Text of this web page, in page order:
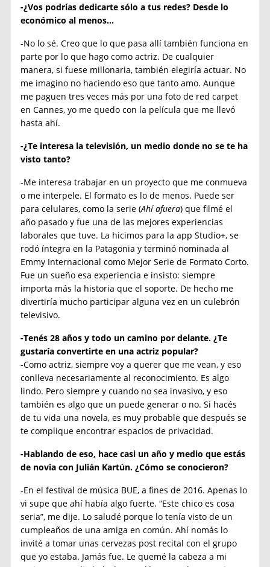
-¿Vos podrías dedicarte sólo a tus redes? Desde lo
económico al menos…
-No lo sé. Creo que lo que pasa allí también funciona en
parte por lo que hago como actriz. De cualquier
manera, si fuese millonaria, también elegiría actuar. No
me imagino no haciendo eso que tanto amo. Aunque
me paguen tres veces más por una foto de red carpet
en Cannes, yo me quedo con la película que me llevó
hasta ahí.
-¿Te interesa la televisión, un medio donde no se te ha
visto tanto?
-Me interesa trabajar en un proyecto que me conmueva
o me interpele. El formato es lo de menos. Puede ser
para celulares, como la serie (Ahí afuera) que filmé el
año pasado y fue una de las mejores experiencias
laborales que tuve. La hicimos para la app Studio+, se
rodó íntegra en la Patagonia y terminó nominada al
Emmy Internacional como Mejor Serie de Formato Corto.
Fue un sueño esa experiencia e insisto: siempre
importa más la historia que el soporte. De hecho me
divertiría mucho participar alguna vez en un culebrón
televisivo.
-Tenés 28 años y todo un camino por delante. ¿Te
gustaría convertirte en una actriz popular?
-Como actriz, siempre voy a querer que me vean, y eso
conlleva necesariamente al reconocimiento. Es algo
lindo. Pero siempre y cuando no sea invasivo, y eso
también es algo que un puede generar o no. Si hacés
de tu vida una novela, es muy probable que después se
te complique encontrar espacios de privacidad.
-Hablando de eso, hace casi un año y medio que estás
de novia con Julián Kartún. ¿Cómo se conocieron?
-En el festival de música BUE, a fines de 2016. Apenas lo
vi supe que ahí había algo fuerte. “Este chico es cosa
seria”, me dije. Lo saludé porque lo tenía visto de un
cumpleaños de una amiga en común. Ahí nomás lo
invité a tomar unas cervezas post recital con el grupo
que yo estaba. Jamás fue. Le quemé la cabeza a mi